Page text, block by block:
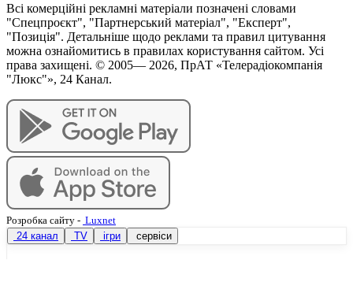
Всі комерційні рекламні матеріали позначені словами
"Спецпроєкт", "Партнерський матеріал", "Експерт",
"Позиція". Детальніше щодо реклами та правил цитування
можна ознайомитись в правилах користування сайтом. Усі
права захищені. © 2005— 2026, ПрАТ «Телерадіокомпанія
"Люкс"», 24 Канал.
Розробка сайту - Luxnet
24 канал
TV ігри сервіси